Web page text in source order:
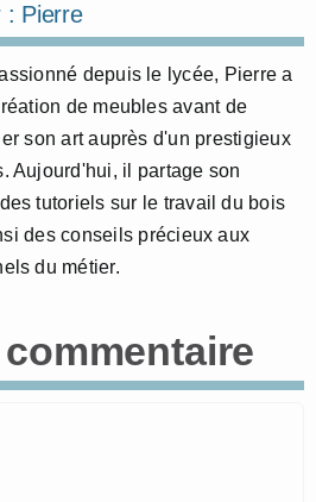
: Pierre
depuis le lycée, Pierre a
de meubles avant de
son art auprès d'un prestigieux
Aujourd'hui, il partage son
tutoriels sur le travail du bois
des conseils précieux aux
du métier.